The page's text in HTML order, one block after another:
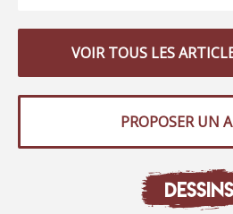
VOIR TOUS LES
PROPOSER UN
DESSINS